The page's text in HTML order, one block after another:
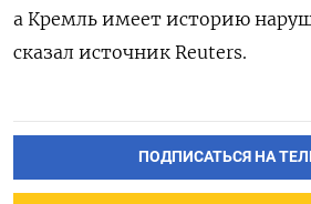
а Кремль имеет историю
сказал источник Reuters.
ПОДПИСАТЬСЯ НА